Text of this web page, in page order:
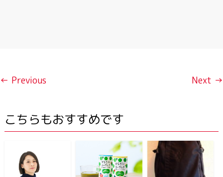
← Previous Next →
こちらもおすすめです